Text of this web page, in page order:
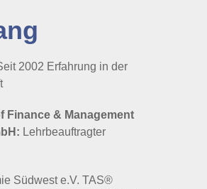
2002 Erfahrung in der
Finance & Management
Lehrbeauftragter
Südwest e.V. TAS®